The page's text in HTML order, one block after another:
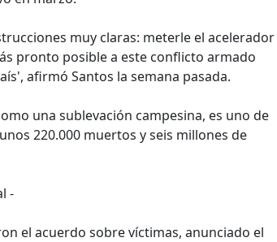
muy claras: meterle el acelerador
pronto posible a este conflicto armado
afirmó Santos la semana pasada.
una sublevación campesina, es uno de
220.000 muertos y seis millones de
-
el acuerdo sobre víctimas, anunciado el